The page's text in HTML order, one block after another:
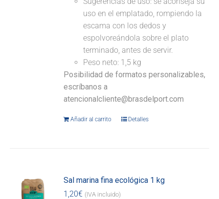
uso en el emplatado, rompiendo la
escama con los dedos y
espolvoreándola sobre el plato
terminado, antes de servir.
Peso neto: 1,5 kg
Posibilidad de formatos personalizables,
escríbanos a
atencionalcliente@brasdelport.com
Añadir al carrito Detalles
Sal marina fina ecológica 1 kg
1,20€ (IVA incluido)